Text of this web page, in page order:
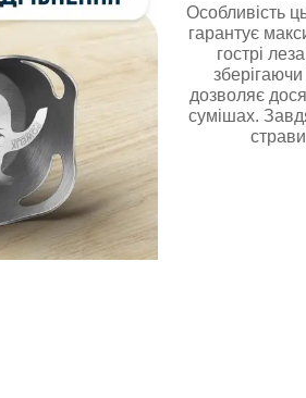
Особливість
гарантує
гострі
дозволяє
сумішах.